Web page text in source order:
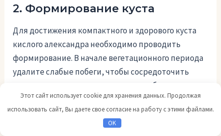
2. Формирование куста
Для достижения компактного и здорового куста
кислого александра необходимо проводить
формирование. В начале вегетационного периода
удалите слабые побеги, чтобы сосредоточить
питательные вещества на развитие более
сильных и здоровых веток. Постепенно
сокращайте количество сильных побегов до 4-6 на
куст, чтобы обеспечить оптимальную
Этот сайт использует cookie для хранения данных. Продолжая
использовать сайт, Вы даете свое согласие на работу с этими файлами.
OK